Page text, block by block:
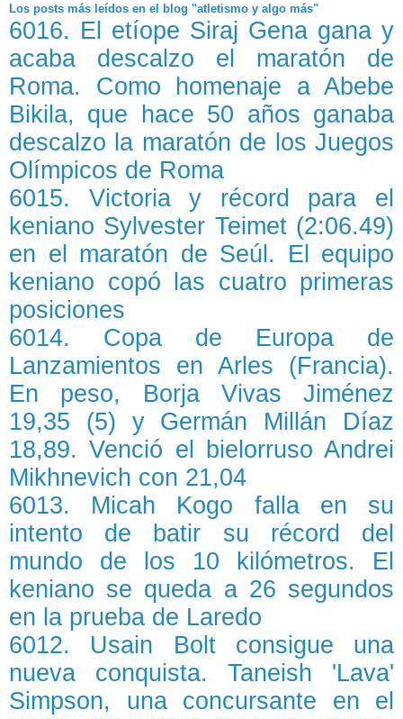
Los posts más leídos en el blog "atletismo y algo más"
6016. El etíope Siraj Gena gana y
acaba descalzo el maratón de
Roma. Como homenaje a Abebe
Bikila, que hace 50 años ganaba
descalzo la maratón de los Juegos
Olímpicos de Roma
6015. Victoria y récord para el
keniano Sylvester Teimet (2:06.49)
en el maratón de Seúl. El equipo
keniano copó las cuatro primeras
posiciones
6014. Copa de Europa de
Lanzamientos en Arles (Francia).
En peso, Borja Vivas Jiménez
19,35 (5) y Germán Millán Díaz
18,89. Venció el bielorruso Andrei
Mikhnevich con 21,04
6013. Micah Kogo falla en su
intento de batir su récord del
mundo de los 10 kilómetros. El
keniano se queda a 26 segundos
en la prueba de Laredo
6012. Usain Bolt consigue una
nueva conquista. Taneish 'Lava'
Simpson, una concursante en el